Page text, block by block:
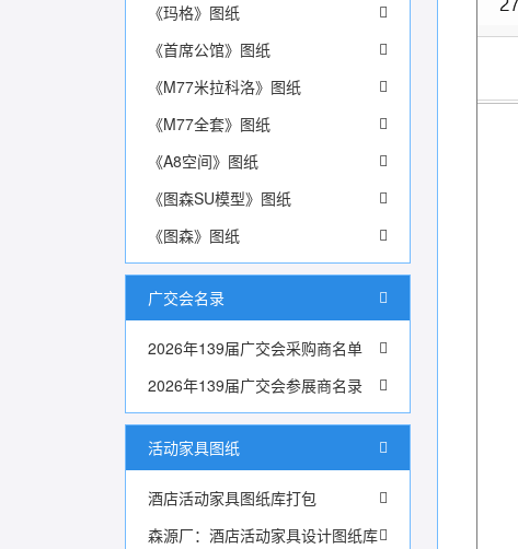
《玛格》图纸
《首席公馆》图纸
《M77米拉科洛》图纸
《M77全套》图纸
《A8空间》图纸
《图森SU模型》图纸
《图森》图纸
广交会名录
2026年139届广交会采购商名单
2026年139届广交会参展商名录
活动家具图纸
酒店活动家具图纸库打包
森源厂：酒店活动家具设计图纸库